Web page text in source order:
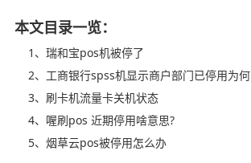
本文目录一览：
1、瑞和宝pos机被停了
2、工商银行spss机显示商户部门已停用为何
3、刷卡机流量卡关机状态
4、喔刷pos 近期停用啥意思?
5、烟草云pos被停用怎么办